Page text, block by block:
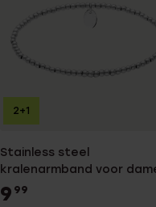
Stainless steel
kralenarmband voor
9 99
2+1